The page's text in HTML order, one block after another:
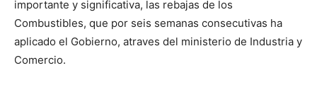
importante y significativa, las rebajas de los
Combustibles, que por seis semanas consecutivas ha
aplicado el Gobierno, atraves del ministerio de Industria y
Comercio.